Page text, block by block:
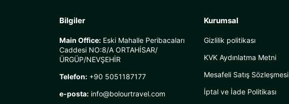
Bilgiler
Main Office: Eski Mahalle Peribacaları
Caddesi NO:8/A ORTAHİSAR/
ÜRGÜP/NEVŞEHİR
Telefon: +90 5051187177
e-posta: info@bolourtravel.com
Kurumsal
Gizlilik politikası
KVK Aydınlatma Metni
Mesafeli Satış Sözleşmesi
İptal ve İade Politikası